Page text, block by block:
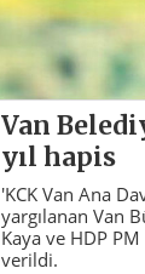
Van
yıl hapis
'KCK Van Ana
yargılanan Van
Kaya ve HDP PM
verildi.